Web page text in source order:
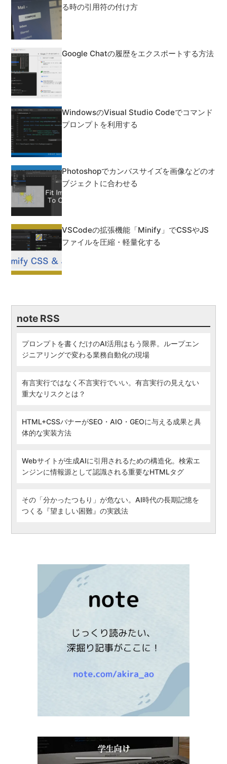
る時の引用符の付け方
Google Chatの履歴をエクスポートする方法
WindowsのVisual Studio Codeでコマンド
プロンプトを利用する
Photoshopでカンバスサイズを画像などのオ
ブジェクトに合わせる
VSCodeの拡張機能「Minify」でCSSやJS
ファイルを圧縮・軽量化する
note RSS
プロンプトを書くだけのAI活用はもう限界。ループエン
ジニアリングで変わる業務自動化の現場
有言実行ではなく不言実行でいい。有言実行の見えない
重大なリスクとは？
HTML+CSSバナーがSEO・AIO・GEOに与える成果と具
体的な実装方法
Webサイトが生成AIに引用されるための構造化。検索エ
ンジンに情報源として認識される重要なHTMLタグ
その「分かったつもり」が危ない。AI時代の長期記憶を
つくる『望ましい困難』の実践法